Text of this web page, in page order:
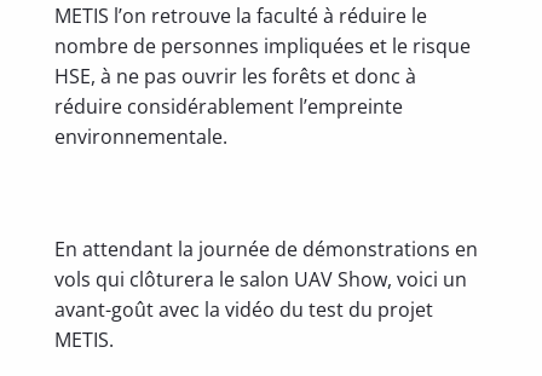
METIS l’on retrouve la faculté à réduire le
nombre de personnes impliquées et le risque
HSE, à ne pas ouvrir les forêts et donc à
réduire considérablement l’empreinte
environnementale.
En attendant la journée de démonstrations en
vols qui clôturera le salon UAV Show, voici un
avant-goût avec la vidéo du test du projet
METIS.